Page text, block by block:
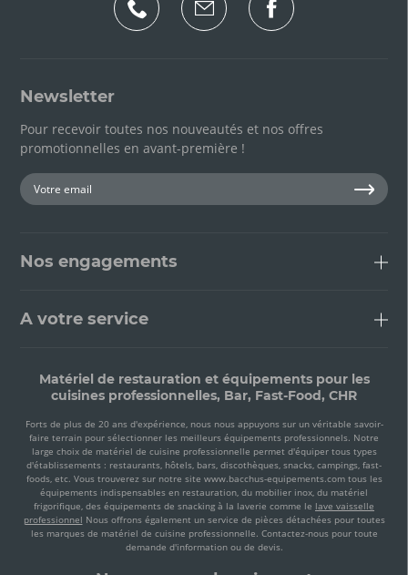
Newsletter
Pour recevoir toutes nos nouveautés et nos offres
promotionnelles en avant-première !
Nos engagements
A votre service
Matériel de restauration et équipements pour les
cuisines professionnelles, Bar, Fast-Food, CHR
Forts de plus de 20 ans d'expérience, nous nous appuyons sur un véritable savoir-
faire terrain pour sélectionner les meilleurs équipements professionnels. Notre
large choix de matériel de cuisine professionnelle permet d'équiper tous types
d'établissements : restaurants, hôtels, bars, discothèques, snacks, campings, fast-
foods, etc. Vous trouverez sur notre site www.bacchus-equipements.com tous les
équipements indispensables en restauration, du mobilier inox, du matériel
frigorifique, des équipements de snacking à la laverie comme le lave vaisselle
professionnel Nous offrons également un service de pièces détachées pour toutes
les marques de matériel de cuisine professionnelle. Contactez-nous pour toute
demande d'information ou de devis.